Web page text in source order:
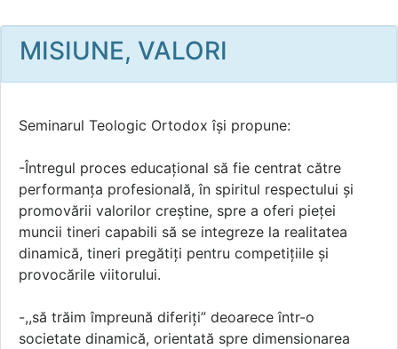
MISIUNE, VALORI
Seminarul Teologic Ortodox își propune:
-Întregul proces educațional să fie centrat către
performanţa profesională, în spiritul respectului şi
promovării valorilor creștine, spre a oferi pieței
muncii tineri capabili să se integreze la realitatea
dinamică, tineri pregătiți pentru competițiile şi
provocările viitorului.
-,,să trăim împreună diferiți” deoarece într-o
societate dinamică, orientată spre dimensionarea